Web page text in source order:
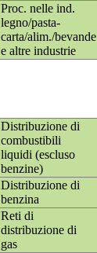
Proc. nelle ind.
legno/pasta-
carta/alim./bevande
e altre industrie
Distribuzione di
combustibili
liquidi (escluso
benzine)
Distribuzione di
benzina
Reti di
distribuzione di
gas